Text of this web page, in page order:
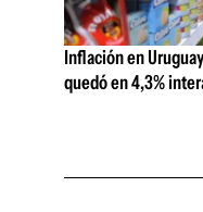
Inflación en
quedó en 4,3%